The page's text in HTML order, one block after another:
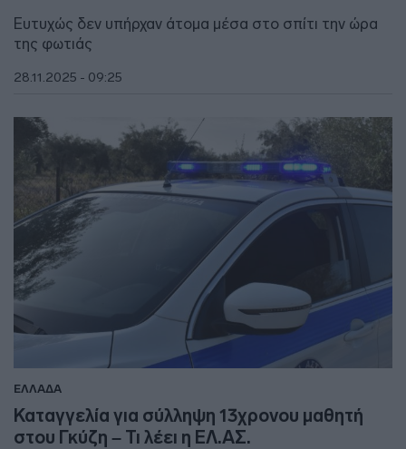
Ευτυχώς δεν υπήρχαν άτομα μέσα στο σπίτι την ώρα
της φωτιάς
28.11.2025 - 09:25
ΕΛΛΑΔΑ
Καταγγελία για σύλληψη 13χρονου μαθητή
στου Γκύζη – Τι λέει η ΕΛ.ΑΣ.